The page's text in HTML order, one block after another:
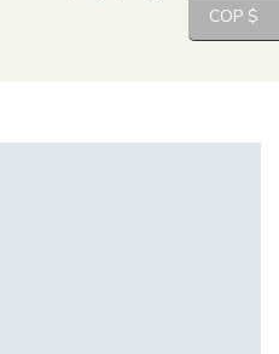
COP $